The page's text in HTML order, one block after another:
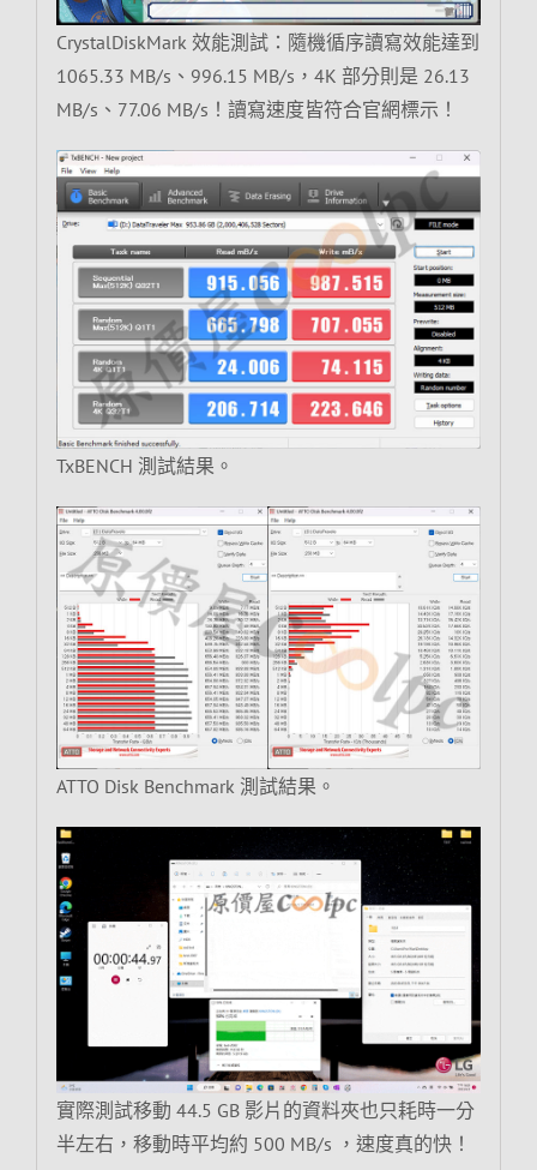
CrystalDiskMark 效能測試：隨機循序讀寫效能達到
1065.33 MB/s、996.15 MB/s，4K 部分則是 26.13
MB/s、77.06 MB/s！讀寫速度皆符合官網標示！
TxBENCH 測試結果。
ATTO Disk Benchmark 測試結果。
實際測試移動 44.5 GB 影片的資料夾也只耗時一分
半左右，移動時平均約 500 MB/s ，速度真的快！